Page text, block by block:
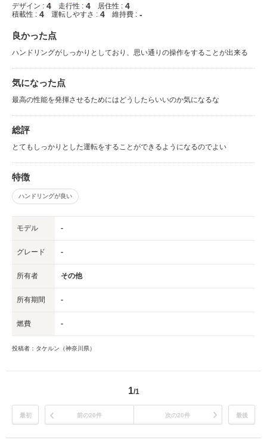
デザイン : 4 走行性 : 4 居住性 : 4
積載性 : 4 運転しやすさ : 4 維持費 : -
良かった点
ハンドリングがしっかりとしており、思い通りの操作をすることが出来る
気になった点
最高の性能を発揮させるためにはどうしたらいいのか気になるな
総評
とてもしっかりとした運転をすることができるようになるのでよい
特徴
ハンドリングが良い
モデル -
グレード -
所有者 その他
所有期間 -
燃費 -
投稿者：タケルン（神奈川県）
1/1
最初 前の20件 次の20件 最後